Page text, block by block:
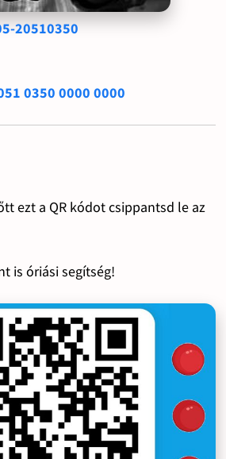
20510350
0350 0000 0000
ezt a QR kódot csippantsd le az
is óriási segítség!